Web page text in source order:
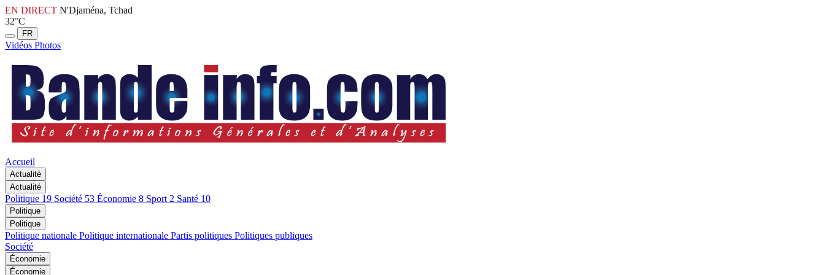
EN DIRECT N'Djaména, Tchad
32°C
FR
Vidéos Photos
Accueil
Actualité
Actualité
Politique 19 Société 53 Économie 8 Sport 2 Santé 10
Politique
Politique
Politique nationale Politique internationale Partis politiques Politiques publiques
Société
Économie
Économie